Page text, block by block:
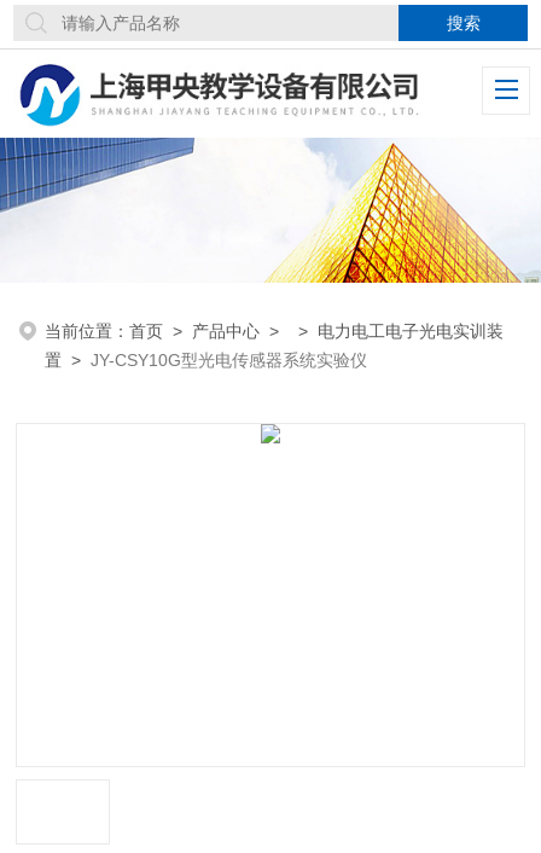
当前位置：首页 > 产品中心 > > 电力电工电子光电实训装
置 >JY-CSY10G型光电传感器系统实验仪